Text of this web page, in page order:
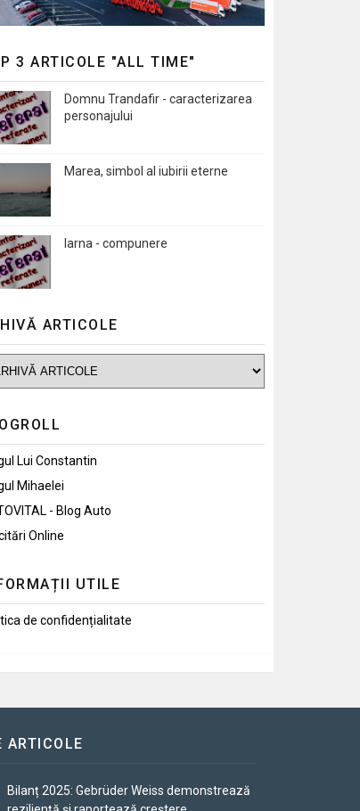
3 ARTICOLE "ALL TIME"
Domnu Trandafir - caracterizarea
personajului
Marea, simbol al iubirii eterne
Iarna - compunere
ARTICOLE
Lui Constantin
Mihaelei
- Blog Auto
Online
UTILE
de confidențialitate
ARTICOLE
Bilanț 2025: Gebrüder Weiss demonstrează